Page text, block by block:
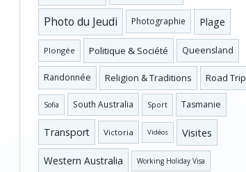
Photo du Jeudi Photographie Plage
Plongée Politique & Société Queensland
Randonnée Religion & Traditions Road Trip
Sofia South Australia Sport Tasmanie
Transport Victoria Vidéos Visites
Western Australia Working Holiday Visa